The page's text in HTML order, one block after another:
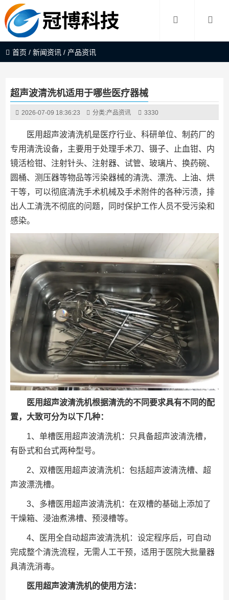
首页 /新闻资讯 / 产品资讯
超声波清洗机适用于哪些医疗器械
2026-07-09 18:36:23 分类:产品资讯 3330
医用超声波清洗机是医疗行业、科研单位、制药厂的
专用清洗设备，主要用于处理手术刀、镊子、止血钳、内
镜活检钳、注射针头、注射器、试管、玻璃片、换药碗、
圆桶、测压器等物品等污染器械的清洗、漂洗、上油、烘
干等，可以彻底清洗手术机械及手术附件的各种污渍，排
出人工清洗不彻底的问题，同时保护工作人员不受污染和
感染。
医用超声波清洗机根据清洗的不同要求具有不同的配
置，大致可分为以下几种：
1、单槽医用超声波清洗机：只具备超声波清洗槽，
有卧式和台式两种型号。
2、双槽医用超声波清洗机：包括超声波清洗槽、超
声波漂洗槽。
3、多槽医用超声波清洗机：在双槽的基础上添加了
干燥箱、浸油煮沸槽、预浸槽等。
4、医用全自动超声波清洗机：设定程序后，可自动
完成整个清洗流程，无需人工干预，适用于医院大批量器
具清洗消毒。
医用超声波清洗机的使用方法：